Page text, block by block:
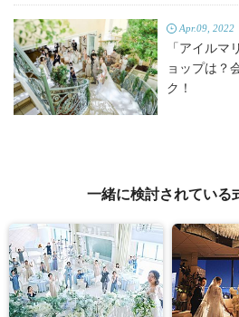
Apr.09, 2022
「アイルマ
ョップは？
ク！
一緒に検討されている